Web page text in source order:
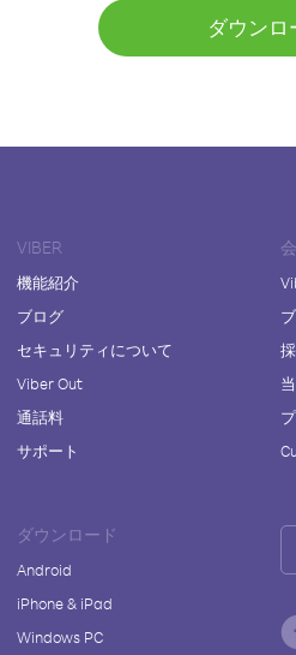
ダウンロ
VIBER
機能紹介
ブログ
セキュリティについて
Viber Out
通話料
サポート
ダウンロード
Android
iPhone & iPad
Windows PC